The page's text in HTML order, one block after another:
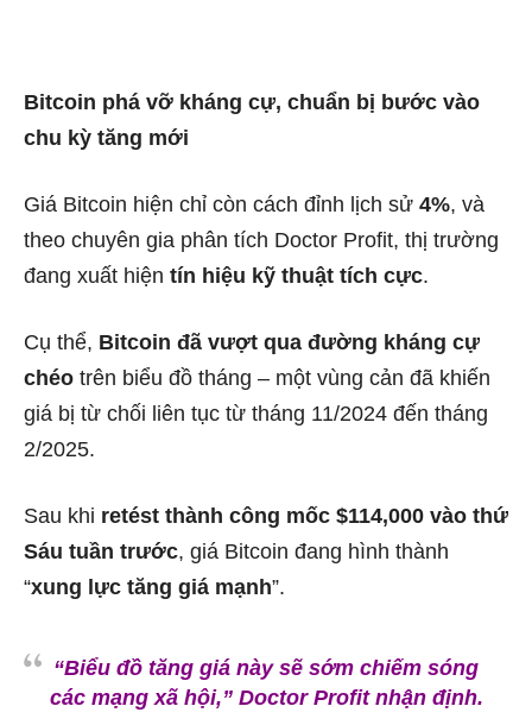
Bitcoin phá vỡ kháng cự, chuẩn bị bước vào
chu kỳ tăng mới
Giá Bitcoin hiện chỉ còn cách đỉnh lịch sử 4%, và
theo chuyên gia phân tích Doctor Profit, thị trường
đang xuất hiện tín hiệu kỹ thuật tích cực.
Cụ thể, Bitcoin đã vượt qua đường kháng cự
chéo trên biểu đồ tháng – một vùng cản đã khiến
giá bị từ chối liên tục từ tháng 11/2024 đến tháng
2/2025.
Sau khi retést thành công mốc $114,000 vào thứ
Sáu tuần trước, giá Bitcoin đang hình thành
“xung lực tăng giá mạnh”.
“Biểu đồ tăng giá này sẽ sớm chiếm sóng
các mạng xã hội,”Doctor Profit nhận định.